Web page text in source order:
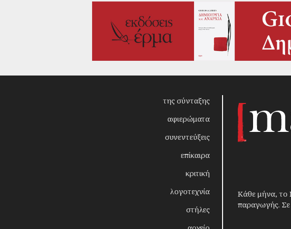
της σύνταξης
αφιερώματα
συνεντεύξεις
επίκαιρα
κριτική
λογοτεχνία
στήλες
Κάθε μήνα, το
παραγωγής. Σε